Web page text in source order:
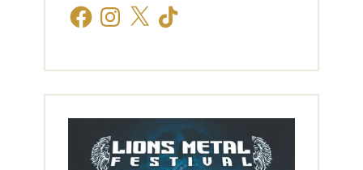
FacebookInstagram
X TikTok